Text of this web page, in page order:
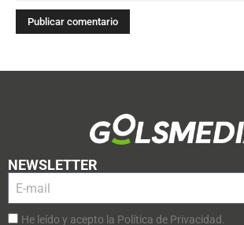
NEWSLETTER
He leído y acepto la Política de Privacidad.